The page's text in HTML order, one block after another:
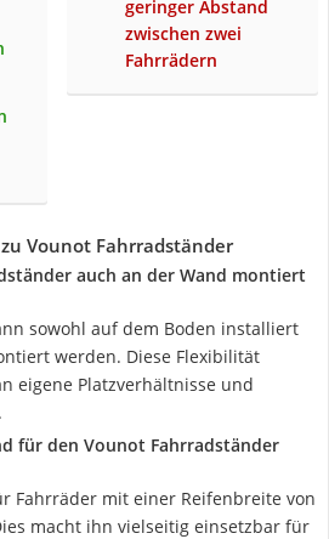
geringer Abstand
zwischen zwei
Fahrrädern
Vounot Fahrradständer
auch an der Wand montiert
sowohl auf dem Boden installiert
werden. Diese Flexibilität
eigene Platzverhältnisse und
für den Vounot Fahrradständer
Fahrräder mit einer Reifenbreite von
macht ihn vielseitig einsetzbar für